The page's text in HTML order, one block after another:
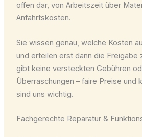
offen dar, von Arbeitszeit über
Anfahrtskosten.
Sie wissen genau, welche Kosten
und erteilen erst dann die Freigabe
gibt keine versteckten Gebühren
Überraschungen – faire Preise und
sind uns wichtig.
Fachgerechte Reparatur &